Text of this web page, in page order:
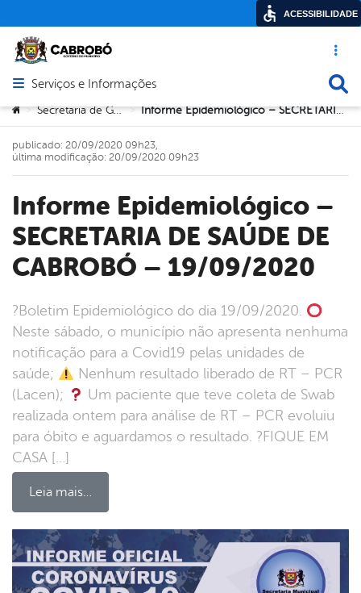
Acesso
Abrir menu principal de navegação
Serviços e Informações
Você está aqui:
> Secretaria de Governo > Informe Epidemiológico – SECRETARIA DE SAÚDE DE CABROBÓ – 19/09/2020
Informe Epidemiológico –
SECRETARIA DE SAÚDE DE
CABROBÓ – 19/09/2020
?Boletim Epidemiológico do dia 19/09/2020.
Neste sábado, o município não apresenta nenhuma
notificação para a Covid19 pelas unidades de
saúde;
Nenhum resultado liberado de RT – PCR
(Lacen);
Um paciente que teve coleta de Swab
realizada ontem para análise de RT – PCR evoluiu
para óbito e aguardamos o resultado. ?FIQUE EM
CASA […]
Leia mais…
publicado: 20/09/2020 09h23,
última modificação: 20/09/2020 09h23
ACESSIBILIDADE